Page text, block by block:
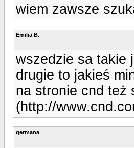
wiem zawsze
Emilia B.
wszedzie sa takie
drugie to jakieś
na stronie cnd też
(http://
germana